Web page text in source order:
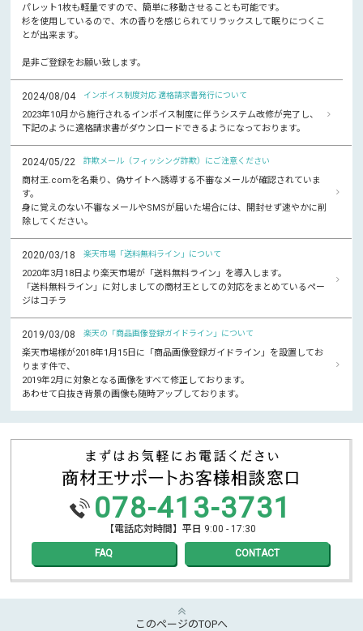
パレット1枚も軽量ですので、簡単に移動させることも可能です。
杉を使用しているので、木の香りを感じられてリラックスして眠りにつくこ
とが出来ます。
是非ご登録をお願い致します。
2024/08/04 インボイス制度対応 適格請求書発行について
2023年10月から施行されるインボイス制度に伴うシステム改修が完了し、
下記のように適格請求書がダウンロードできるようになっております。
2024/05/22 詐欺メール（フィッシング詐欺）にご注意ください
商材王.comを名乗り、偽サイトへ誘導する不審なメールが確認されていま
す。
身に覚えのない不審なメールやSMSが届いた場合には、開封せず速やかに削
除してください。
2020/03/18 楽天市場「送料無料ライン」について
2020年3月18日より楽天市場が「送料無料ライン」を導入します。
「送料無料ライン」に対しましての商材王としての対応をまとめているペー
ジはコチラ
2019/03/08 楽天の「商品画像登録ガイドライン」について
楽天市場様が2018年1月15日に「商品画像登録ガイドライン」を設置してお
ります件で、
2019年2月に対象となる画像をすべて修正しております。
あわせて白抜き背景の画像も随時アップしております。
078-413-3731
【電話応対時間】平日 9:00 - 17:30
FAQ CONTACT
このページのTOPへ